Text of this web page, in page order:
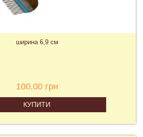
ширина 6,9 см
100,00 грн
КУПИТИ